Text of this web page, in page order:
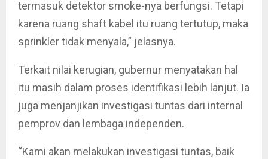
termasuk detektor smoke-nya berfungsi. Tetapi
karena ruang shaft kabel itu ruang tertutup, maka
sprinkler tidak menyala,” jelasnya.
Terkait nilai kerugian, gubernur menyatakan hal
itu masih dalam proses identifikasi lebih lanjut. Ia
juga menjanjikan investigasi tuntas dari internal
pemprov dan lembaga independen.
“Kami akan melakukan investigasi tuntas, baik